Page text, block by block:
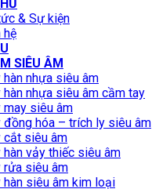
& Sự kiện
hệ
SIÊU ÂM
hàn nhựa siêu âm
hàn nhựa siêu âm cầm tay
may siêu âm
đồng hóa – trích ly siêu âm
cắt siêu âm
hàn vảy thiếc siêu âm
rửa siêu âm
hàn siêu âm kim loại